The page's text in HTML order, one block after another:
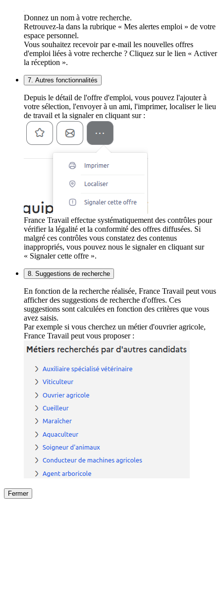
Donnez un nom à votre recherche.
Retrouvez-la dans la rubrique « Mes alertes emploi » de votre
espace personnel.
Vous souhaitez recevoir par e-mail les nouvelles offres
d'emploi liées à votre recherche ? Cliquez sur le lien « Activer
la réception ».
7. Autres fonctionnalités
Depuis le détail de l'offre d'emploi, vous pouvez l'ajouter à
votre sélection, l'envoyer à un ami, l'imprimer, localiser le lieu
de travail et la signaler en cliquant sur :
France Travail effectue systématiquement des contrôles pour
vérifier la légalité et la conformité des offres diffusées. Si
malgré ces contrôles vous constatez des contenus
inappropriés, vous pouvez nous le signaler en cliquant sur
« Signaler cette offre ».
8. Suggestions de recherche
En fonction de la recherche réalisée, France Travail peut vous
afficher des suggestions de recherche d'offres. Ces
suggestions sont calculées en fonction des critères que vous
avez saisis.
Par exemple si vous cherchez un métier d'ouvrier agricole,
France Travail peut vous proposer :
Fermer